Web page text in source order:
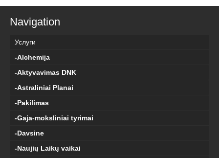
Navigation
Услуги
-Alchemija
-Aktyvavimas DNK
-Astraliniai Planai
-Pakilimas
-Gaja-moksliniai tyrimai
-Davsine
-Naujių Laikų vaikai